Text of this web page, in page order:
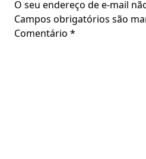
O seu endereço de e-mail
Campos obrigatórios são
Comentário *